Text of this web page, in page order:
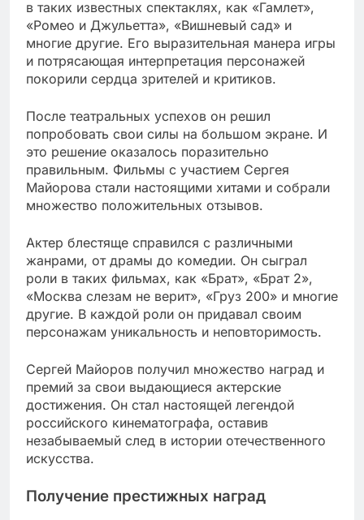
в таких известных спектаклях, как «Гамлет»,
«Ромео и Джульетта», «Вишневый сад» и
многие другие. Его выразительная манера игры
и потрясающая интерпретация персонажей
покорили сердца зрителей и критиков.
После театральных успехов он решил
попробовать свои силы на большом экране. И
это решение оказалось поразительно
правильным. Фильмы с участием Сергея
Майорова стали настоящими хитами и собрали
множество положительных отзывов.
Актер блестяще справился с различными
жанрами, от драмы до комедии. Он сыграл
роли в таких фильмах, как «Брат», «Брат 2»,
«Москва слезам не верит», «Груз 200» и многие
другие. В каждой роли он придавал своим
персонажам уникальность и неповторимость.
Сергей Майоров получил множество наград и
премий за свои выдающиеся актерские
достижения. Он стал настоящей легендой
российского кинематографа, оставив
незабываемый след в истории отечественного
искусства.
Получение престижных наград